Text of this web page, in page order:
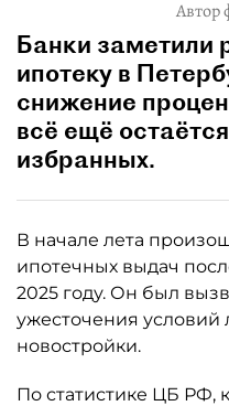
Автор
Банки заметили
ипотеку в
снижение
всё ещё
избранных.
В начале лета
ипотечных выдач
2025 году. Он был
ужесточения условий
новостройки.
По статистике ЦБ РФ,